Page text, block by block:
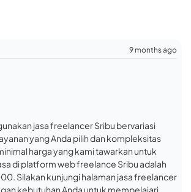
9 months ago
jasa freelancer Sribu bervariasi
yang Anda pilih dan kompleksitas
harga yang kami tawarkan untuk
di platform web freelance Sribu adalah
Silakan kunjungi halaman jasa freelancer
kebutuhan Anda untuk mempelajari